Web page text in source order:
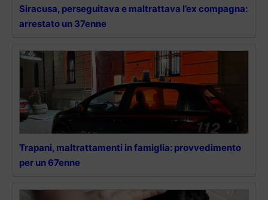
Siracusa, perseguitava e maltrattava l’ex compagna:
arrestato un 37enne
Trapani, maltrattamenti in famiglia: provvedimento
per un 67enne